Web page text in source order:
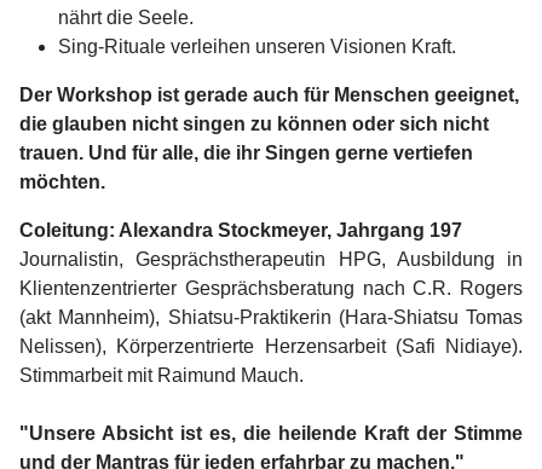
nährt die Seele.
Sing-Rituale verleihen unseren Visionen Kraft.
Der Workshop ist gerade auch für Menschen geeignet,
die glauben nicht singen zu können oder sich nicht
trauen. Und für alle, die ihr Singen gerne vertiefen
möchten.
Coleitung: Alexandra Stockmeyer, Jahrgang 197
Journalistin, Gesprächstherapeutin HPG, Ausbildung in
Klientenzentrierter Gesprächsberatung nach C.R. Rogers
(akt Mannheim), Shiatsu-Praktikerin (Hara-Shiatsu Tomas
Nelissen), Körperzentrierte Herzensarbeit (Safi Nidiaye).
Stimmarbeit mit Raimund Mauch.
"Unsere Absicht ist es, die heilende Kraft der Stimme
und der Mantras für jeden erfahrbar zu machen."